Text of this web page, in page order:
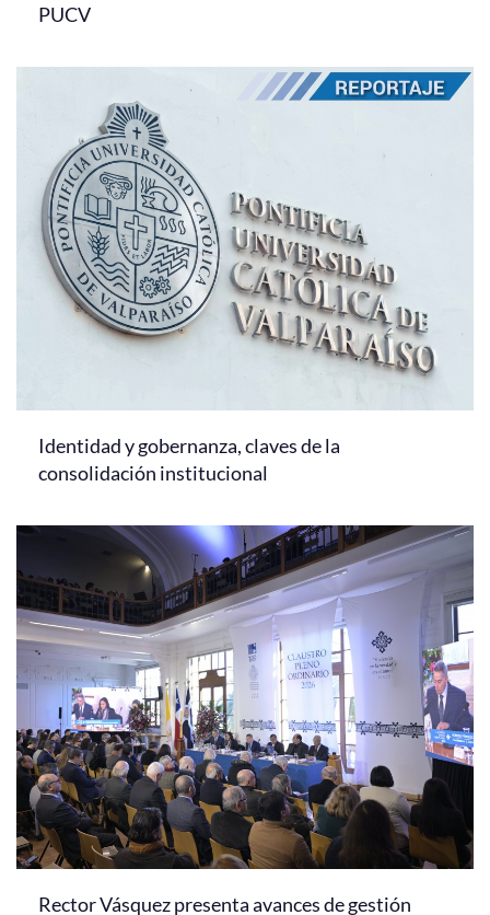
PUCV
Identidad y gobernanza, claves de la
consolidación institucional
Rector Vásquez presenta avances de gestión